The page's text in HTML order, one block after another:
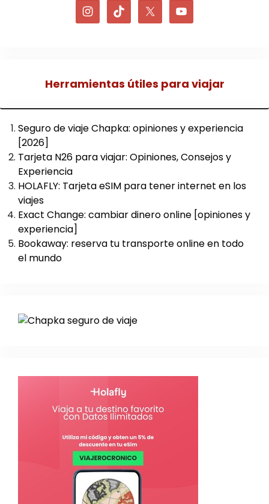
Herramientas útiles para viajar
Seguro de viaje Chapka: opiniones y experiencia
[2026]
Tarjeta N26 para viajar: Opiniones, Consejos y
Experiencia
HOLAFLY: Tarjeta eSIM para tener internet en los
viajes
Exact Change: cambiar dinero online [opiniones y
experiencia]
Bookaway: reserva tu transporte online en todo
el mundo